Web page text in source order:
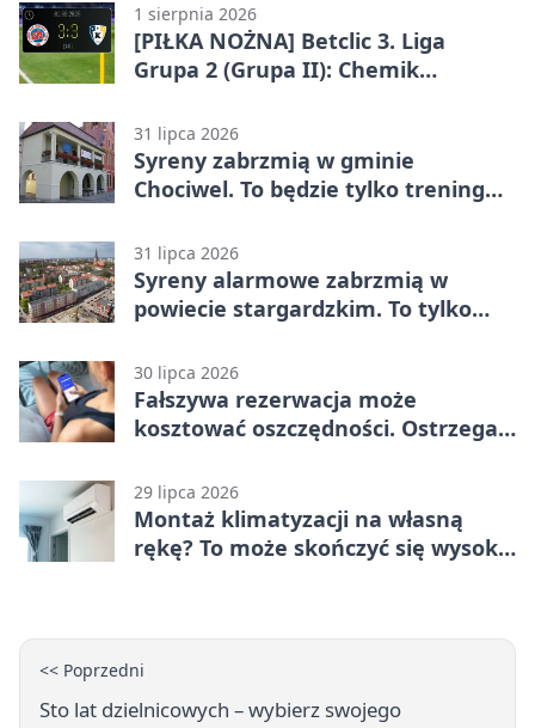
1 sierpnia 2026
[PIŁKA NOŻNA] Betclic 3. Liga
Grupa 2 (Grupa II): Chemik
Stargard 3:3
31 lipca 2026
Syreny zabrzmią w gminie
Chociwel. To będzie tylko trening
31 lipca 2026
Syreny alarmowe zabrzmią w
powiecie stargardzkim. To tylko
30 lipca 2026
Fałszywa rezerwacja może
kosztować oszczędności. Ostrzega
29 lipca 2026
Montaż klimatyzacji na własną
rękę? To może skończyć się wysoką
<< Poprzedni
Sto lat dzielnicowych – wybierz swojego